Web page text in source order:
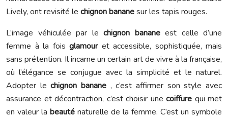
Lively, ont revisité le chignon bananesur les tapis rouges.
L’image véhiculée par le chignon banane est celle d’une
femme à la fois glamour et accessible, sophistiquée, mais
sans prétention. Il incarne un certain art de vivre à la française,
où l’élégance se conjugue avec la simplicité et le naturel.
Adopter lechignon banane , c’est affirmer son style avec
assurance et décontraction, c’est choisir une coiffure qui met
en valeur la beauté naturelle de la femme. C’est un symbole